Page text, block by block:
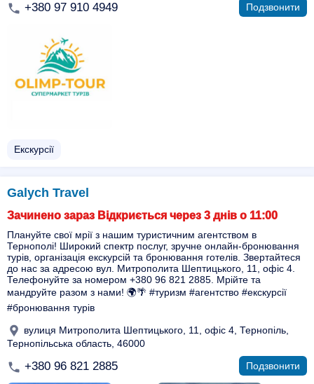
+380 97 910 4949 Подзвонити
Екскурсії
Galych Travel
Зачинено зараз Відкриється через 3 днів о 11:00
Плануйте свої мрії з нашим туристичним агентством в
Тернополі! Широкий спектр послуг, зручне онлайн-бронювання
турів, організація екскурсій та бронювання готелів. Звертайтеся
до нас за адресою вул. Митрополита Шептицького, 11, офіс 4.
Телефонуйте за номером +380 96 821 2885. Мрійте та
мандруйте разом з нами! 🌍🌴 #туризм #агентство #екскурсії
#бронювання турів
вулиця Митрополита Шептицького, 11, офіс 4, Тернопіль,
Тернопільська область, 46000
+380 96 821 2885 Подзвонити